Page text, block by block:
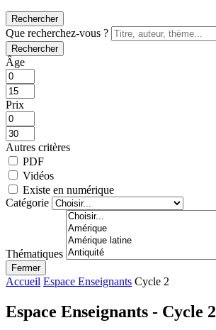
Rechercher
Que recherchez-vous ?
Rechercher
Âge
Prix
Autres critères
PDF
Vidéos
Existe en numérique
Catégorie
Thématiques
Fermer
Accueil Espace Enseignants Cycle 2
Espace Enseignants - Cycle 2